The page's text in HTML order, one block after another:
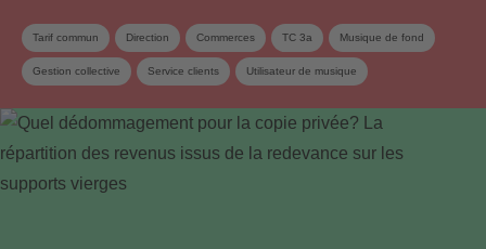
Tarif commun Direction Commerces TC 3a Musique de fond
Gestion collective Service clients Utilisateur de musique